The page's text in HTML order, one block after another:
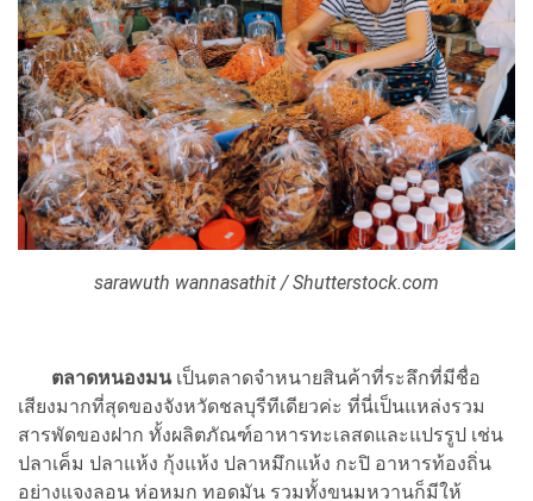
sarawuth wannasathit / Shutterstock.com
ตลาดหนองมนเป็นตลาดจำหนายสินค้าที่ระลึกที่มีชื่อ
เสียงมากที่สุดของจังหวัดชลบุรีทีเดียวค่ะ ที่นี่เป็นแหล่งรวม
สารพัดของฝาก ทั้งผลิตภัณฑ์อาหารทะเลสดและแปรรูป เช่น
ปลาเค็ม ปลาแห้ง กุ้งแห้ง ปลาหมึกแห้ง กะปิ อาหารท้องถิ่น
อย่างแจงลอน ห่อหมก ทอดมัน รวมทั้งขนมหวานก็มีให้